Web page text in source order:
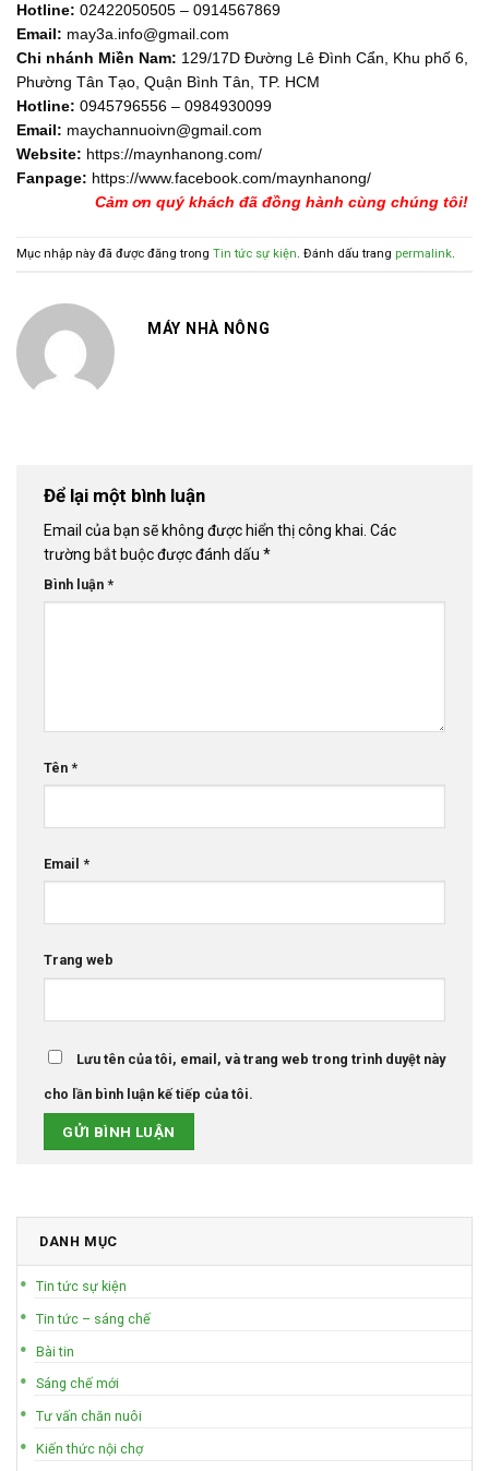
Hotline: 02422050505 – 0914567869
Email: may3a.info@gmail.com
Chi nhánh Miền Nam: 129/17D Đường Lê Đình Cẩn, Khu phố 6,
Phường Tân Tạo, Quận Bình Tân, TP. HCM
Hotline: 0945796556 – 0984930099
Email: maychannuoivn@gmail.com
Website: https://maynhanong.com/
Fanpage: https://www.facebook.com/maynhanong/
Cảm ơn quý khách đã đồng hành cùng chúng tôi!
Mục nhập này đã được đăng trong Tin tức sự kiện. Đánh dấu trang permalink.
MÁY NHÀ NÔNG
Để lại một bình luận
Email của bạn sẽ không được hiển thị công khai. Các
trường bắt buộc được đánh dấu *
Bình luận *
Tên *
Email *
Trang web
Lưu tên của tôi, email, và trang web trong trình duyệt này
cho lần bình luận kế tiếp của tôi.
DANH MỤC
Tin tức sự kiện
Tin tức – sáng chế
Bài tin
Sáng chế mới
Tư vấn chăn nuôi
Kiến thức nội chợ